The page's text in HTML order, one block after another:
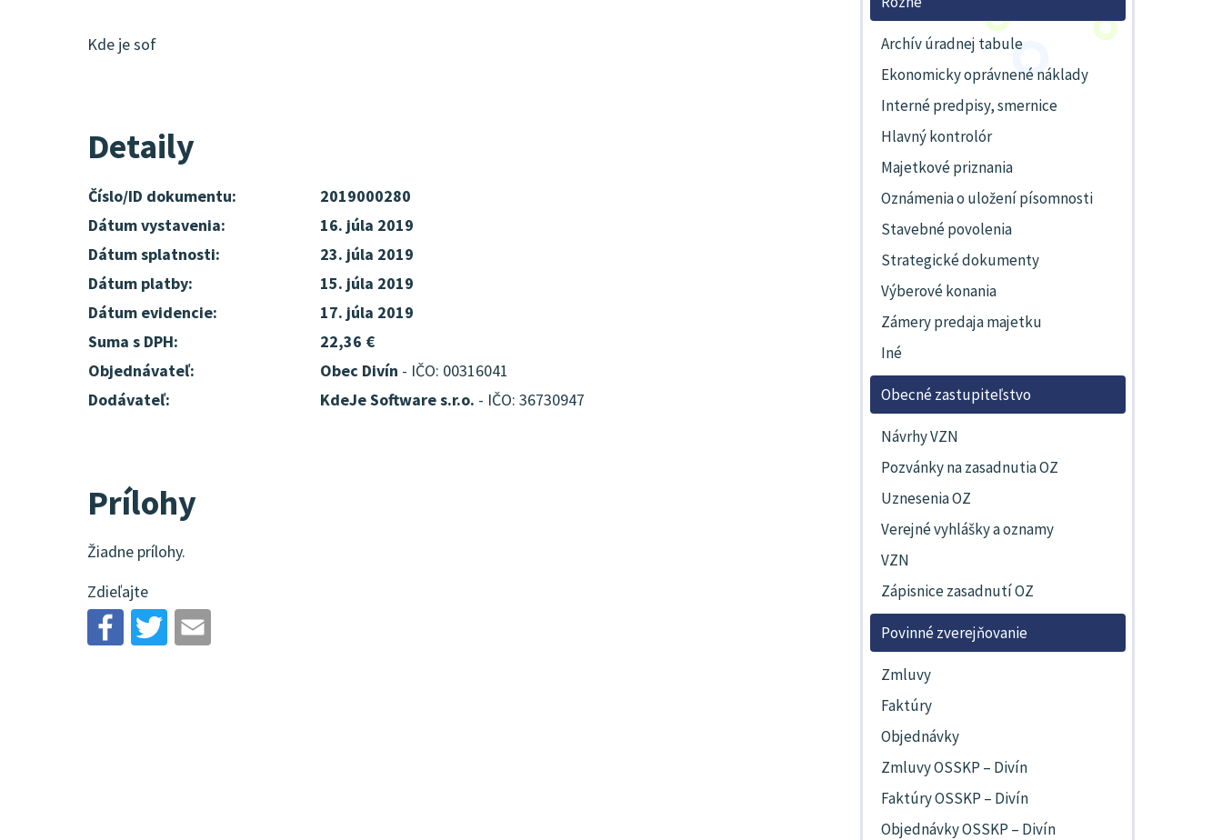
Kde je sof
Detaily
Číslo/ID dokumentu:
2019000280
Dátum vystavenia:
16. júla 2019
Dátum splatnosti:
23. júla 2019
Dátum platby:
15. júla 2019
Dátum evidencie:
17. júla 2019
Suma s DPH:
22,36 €
Objednávateľ:
Obec Divín - IČO: 00316041
Dodávateľ:
KdeJe Software s.r.o. - IČO: 36730947
Prílohy
Žiadne prílohy.
Zdieľajte
Archív úradnej tabule
Ekonomicky oprávnené náklady
Interné predpisy, smernice
Hlavný kontrolór
Majetkové priznania
Oznámenia o uložení písomnosti
Stavebné povolenia
Strategické dokumenty
Výberové konania
Zámery predaja majetku
Iné
Obecné zastupiteľstvo
Návrhy VZN
Pozvánky na zasadnutia OZ
Uznesenia OZ
Verejné vyhlášky a oznamy
VZN
Zápisnice zasadnutí OZ
Povinné zverejňovanie
Zmluvy
Faktúry
Objednávky
Zmluvy OSSKP – Divín
Faktúry OSSKP – Divín
Objednávky OSSKP – Divín